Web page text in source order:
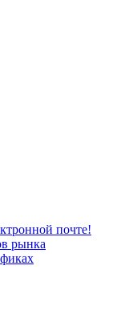
почте!
рынка